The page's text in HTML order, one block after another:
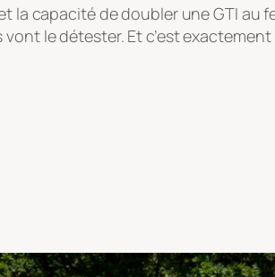
la capacité de doubler une GTI
le détester. Et c’est exactement